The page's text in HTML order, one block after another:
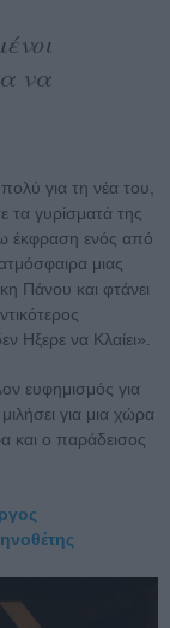
να
για τη νέα του,
τα γυρίσματά της
έκφραση ενός από
μιας
Πάνου και φτάνει
Ηξερε να Κλαίει».
ευφημισμός για
για μια χώρα
και ο παράδεισος